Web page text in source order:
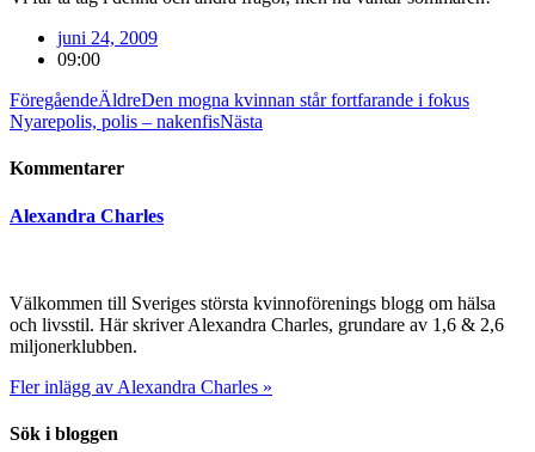
juni 24, 2009
09:00
FöregåendeÄldreDen mogna kvinnan står fortfarande i fokus
Nyarepolis, polis – nakenfisNästa
Kommentarer
Alexandra Charles
Välkommen till Sveriges största kvinnoförenings blogg om hälsa
och livsstil. Här skriver Alexandra Charles, grundare av 1,6 & 2,6
miljonerklubben.
Fler inlägg av Alexandra Charles »
Sök i bloggen